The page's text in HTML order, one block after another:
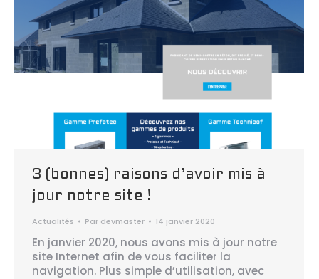
3 (bonnes) raisons d’avoir mis à
jour notre site !
Actualités Par devmaster 14 janvier 2020
En janvier 2020, nous avons mis à jour notre
site Internet afin de vous faciliter la
navigation. Plus simple d’utilisation, avec